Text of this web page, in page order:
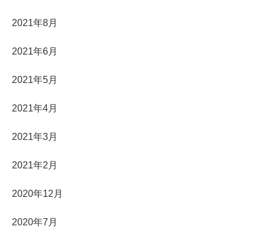
2021年8月
2021年6月
2021年5月
2021年4月
2021年3月
2021年2月
2020年12月
2020年7月